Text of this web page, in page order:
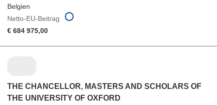
Belgien
Netto-EU-Beitrag
€ 684 975,00
THE CHANCELLOR, MASTERS AND SCHOLARS OF
THE UNIVERSITY OF OXFORD